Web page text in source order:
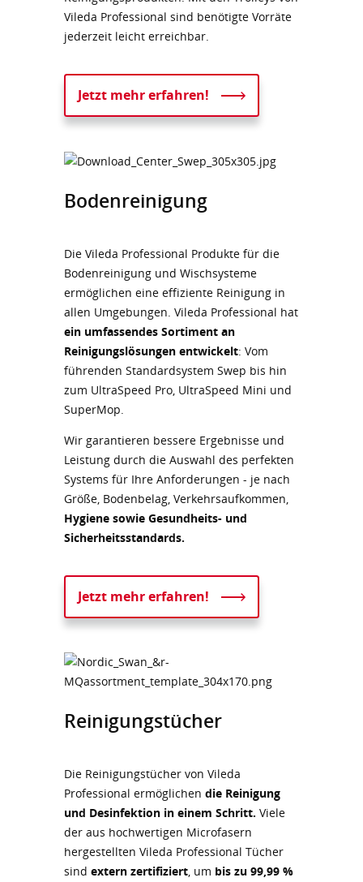
Vileda Professional sind benötigte Vorräte
jederzeit leicht erreichbar.
Jetzt mehr erfahren!
Bodenreinigung
Die Vileda Professional Produkte für die
Bodenreinigung und Wischsysteme
ermöglichen eine effiziente Reinigung in
allen Umgebungen. Vileda Professional hat
ein umfassendes Sortiment an
Reinigungslösungen entwickelt: Vom
führenden Standardsystem Swep bis hin
zum UltraSpeed Pro, UltraSpeed Mini und
SuperMop.
Wir garantieren bessere Ergebnisse und
Leistung durch die Auswahl des perfekten
Systems für Ihre Anforderungen - je nach
Größe, Bodenbelag, Verkehrsaufkommen,
Hygiene sowie Gesundheits- und
Sicherheitsstandards.
Jetzt mehr erfahren!
Reinigungstücher
Die Reinigungstücher von Vileda
Professional ermöglichen die Reinigung
und Desinfektion in einem Schritt. Viele
der aus hochwertigen Microfasern
hergestellten Vileda Professional Tücher
sind extern zertifiziert, um bis zu 99,99 %